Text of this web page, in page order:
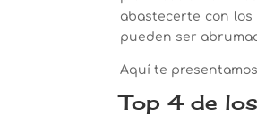
abastecerte con
pueden ser
Aquí te
Top 4 de